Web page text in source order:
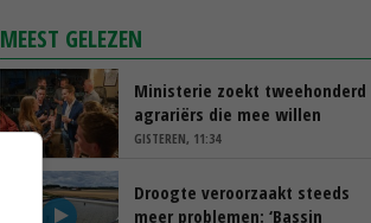
MEEST GELEZEN
Ministerie zoekt tweehonderd
agrariërs die mee willen
denken
GISTEREN, 11:34
Droogte veroorzaakt steeds
meer problemen: ‘Bassin